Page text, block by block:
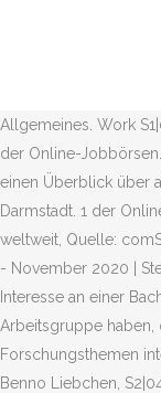
Allgemeines. Work
der Online-
einen Überblick über
Darmstadt. 1 der
weltweit, Quelle:
- November 2020 |
Interesse an einer
Arbeitsgruppe haben,
Forschungsthemen
Benno Liebchen,